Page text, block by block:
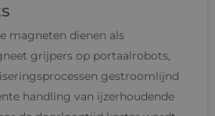
magneten dienen als
grijpers op portaalrobots,
gestroomlijnd
handling van ijzerhoudende